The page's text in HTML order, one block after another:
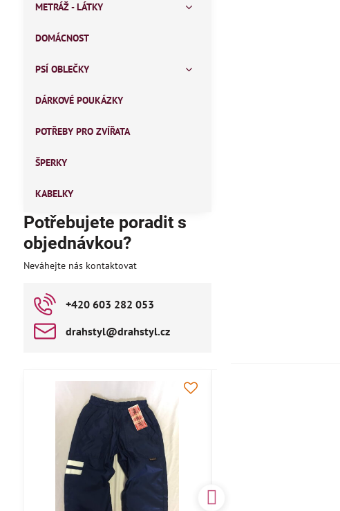
METRÁŽ - LÁTKY
DOMÁCNOST
PSÍ OBLEČKY
DÁRKOVÉ POUKÁZKY
POTŘEBY PRO ZVÍŘATA
ŠPERKY
KABELKY
Potřebujete poradit s
objednávkou?
Neváhejte nás kontaktovat
+420 603 282 053
drahstyl​@drahstyl​.cz